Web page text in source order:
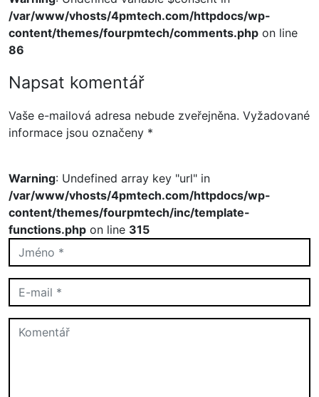
/var/www/vhosts/4pmtech.com/httpdocs/wp-
content/themes/fourpmtech/comments.php on line
86
Napsat komentář
Vaše e-mailová adresa nebude zveřejněna. Vyžadované
informace jsou označeny *
Warning: Undefined array key "url" in
/var/www/vhosts/4pmtech.com/httpdocs/wp-
content/themes/fourpmtech/inc/template-
functions.php on line 315